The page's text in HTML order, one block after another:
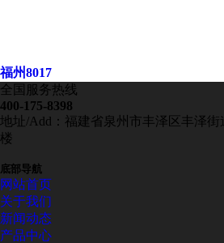
福州8017
全国服务热线
400-175-8398
地址/Add：福建省泉州市丰泽区丰泽
楼
底部导航
网站首页
关于我们
新闻动态
产品中心